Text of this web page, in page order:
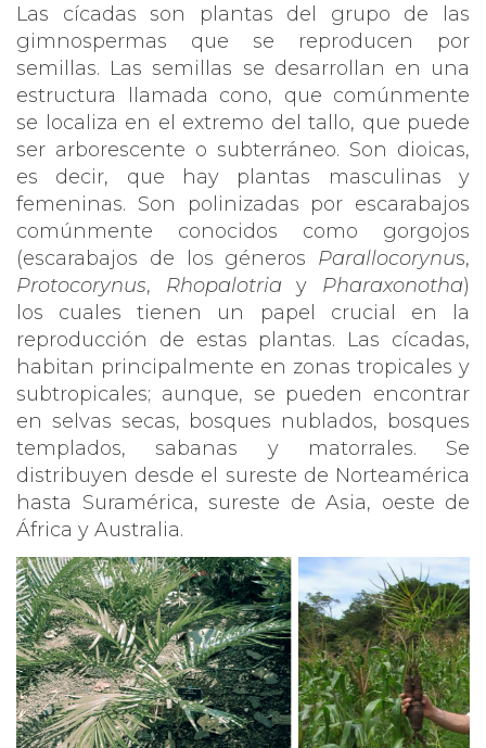
Las cícadas son plantas del grupo de las
gimnospermas que se reproducen por
semillas. Las semillas se desarrollan en una
estructura llamada cono, que comúnmente
se localiza en el extremo del tallo, que puede
ser arborescente o subterráneo. Son dioicas,
es decir, que hay plantas masculinas y
femeninas. Son
polinizadas por escarabajos
comúnmente conocidos como gorgojos
(escarabajos de los géneros Parallocorynus,
Protocorynus, Rhopalotriay Pharaxonotha)
los cuales tienen un papel crucial en la
reproducción de estas plantas. Las cícadas,
habitan principalmente en zonas tropicales y
subtropicales; aunque, se pueden encontrar
en selvas secas, bosques nublados, bosques
templados, sabanas y matorrales. Se
distribuyen desde el sureste de Norteamérica
hasta Suramérica, sureste de Asia, oeste de
África y Australia.